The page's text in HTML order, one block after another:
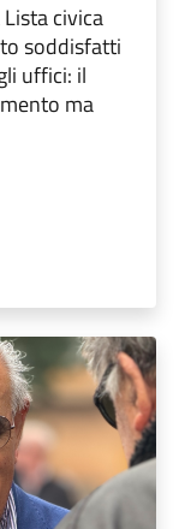
civica
soddisfatti
uffici: il
ma